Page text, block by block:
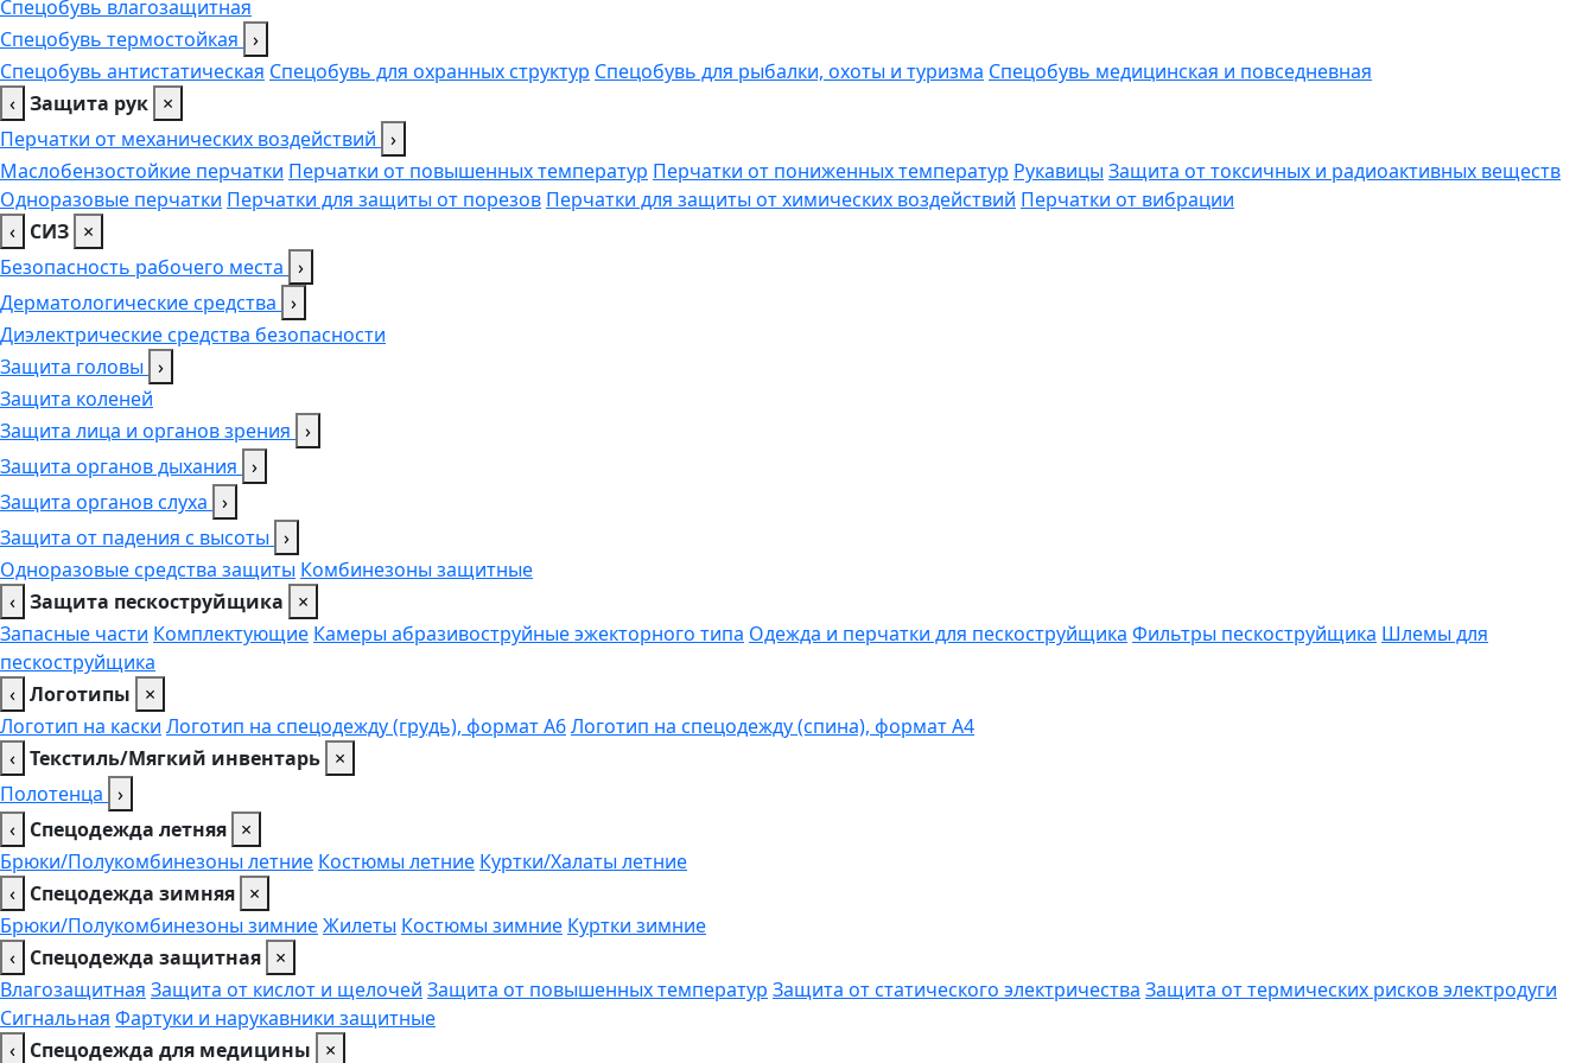
Спецобувь влагозащитная
Спецобувь термостойкая ›
Спецобувь антистатическая Спецобувь для охранных структур Спецобувь для рыбалки, охоты и туризма Спецобувь медицинская и повседневная
‹ Защита рук ×
Перчатки от механических воздействий ›
Маслобензостойкие перчатки Перчатки от повышенных температур Перчатки от пониженных температур Рукавицы Защита от токсичных и радиоактивных веществ
Одноразовые перчатки Перчатки для защиты от порезов Перчатки для защиты от химических воздействий Перчатки от вибрации
‹ СИЗ ×
Безопасность рабочего места ›
Дерматологические средства ›
Диэлектрические средства безопасности
Защита головы ›
Защита коленей
Защита лица и органов зрения ›
Защита органов дыхания ›
Защита органов слуха ›
Защита от падения с высоты ›
Одноразовые средства защиты Комбинезоны защитные
‹ Защита пескоструйщика
×
Запасные части Комплектующие Камеры абразивоструйные эжекторного типа Одежда и перчатки для пескоструйщика Фильтры пескоструйщика Шлемы для
пескоструйщика
‹ Логотипы
×
Логотип на каски Логотип на спецодежду (грудь), формат А6Логотип на спецодежду (спина), формат А4
‹ Текстиль/Мягкий инвентарь ×
Полотенца ›
‹ Спецодежда летняя ×
Брюки/Полукомбинезоны летние Костюмы летние Куртки/Халаты летние
‹ Спецодежда зимняя ×
Брюки/Полукомбинезоны зимниеЖилеты Костюмы зимние Куртки зимние
‹ Спецодежда защитная ×
Влагозащитная Защита от кислот и щелочей Защита от повышенных температур Защита от статического электричества Защита от термических рисков электродуги
Сигнальная Фартуки и нарукавники защитные
‹ Спецодежда для медицины ×